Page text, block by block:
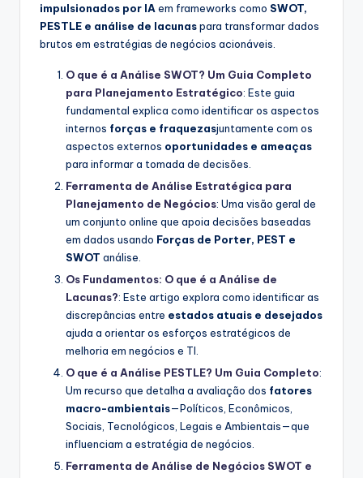
impulsionados por IA em frameworks como SWOT,
PESTLE e análise de lacunaspara transformar dados
brutos em estratégias de negócios acionáveis.
O que é a Análise SWOT? Um Guia Completo
para Planejamento Estratégico: Este guia
fundamental explica como identificar os aspectos
internos forças e fraquezasjuntamente com os
aspectos externos oportunidades e ameaças
para informar a tomada de decisões.
Ferramenta de Análise Estratégica para
Planejamento de Negócios: Uma visão geral de
um conjunto online que apoia decisões baseadas
em dados usando Forças de Porter, PEST e
SWOT análise.
Os Fundamentos: O que é a Análise de
Lacunas?: Este artigo explora como identificar as
discrepâncias entre estados atuais e desejados
ajuda a orientar os esforços estratégicos de
melhoria em negócios e TI.
O que é a Análise PESTLE? Um Guia Completo:
Um recurso que detalha a avaliação dos fatores
macro-ambientais—Políticos, Econômicos,
Sociais, Tecnológicos, Legais e Ambientais—que
influenciam a estratégia de negócios.
Ferramenta de Análise de Negócios SWOT e